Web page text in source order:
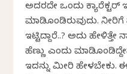
ಅದರದೇ ಒಂದು ಕ್ಯಾರೆಕ್ಟರ್
ಮಾಡಿಕೊಂಡಿರುವುದು. ನೀರಿಗೆ
ಇಟ್ಟಿದ್ದಾರೆ..? ಅದು
ಹೆಣ್ಣು ಎಂದು
ಇದನ್ನು ಮೀರಿ ಹೇಳಬೇಕು.